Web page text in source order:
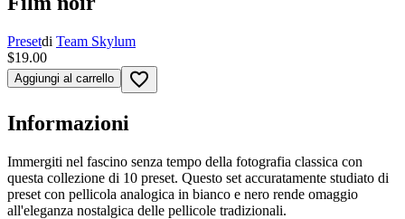
Presetdi Team Skylum
$19.00
Aggiungi al carrello favorite_border
Informazioni
Immergiti nel fascino senza tempo della fotografia classica con
questa collezione di 10 preset. Questo set accuratamente studiato di
preset con pellicola analogica in bianco e nero rende omaggio
all'eleganza nostalgica delle pellicole tradizionali.